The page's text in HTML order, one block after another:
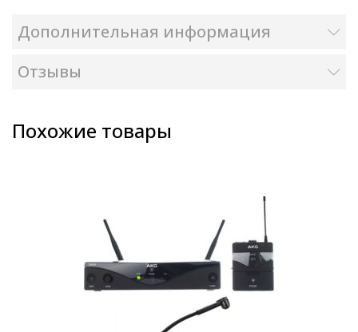
Дополнительная информация
Отзывы
Похожие товары